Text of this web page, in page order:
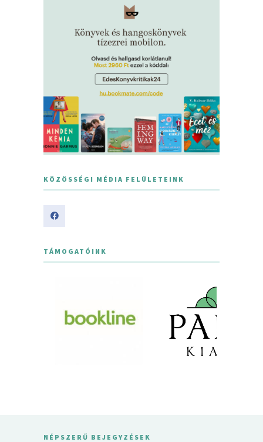
KÖZÖSSÉGI MÉDIA FELÜLETEINK
TÁMOGATÓINK
NÉPSZERŰ BEJEGYZÉSEK